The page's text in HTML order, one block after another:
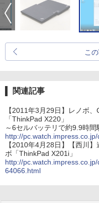
こ
関連記事
【2011年3月29日】レノボ
「ThinkPad X220」
～6セルバッテリで約9.9時
http://
【2010年4月28日】【西川
ボ「ThinkPad X201i」
http://
64066.html